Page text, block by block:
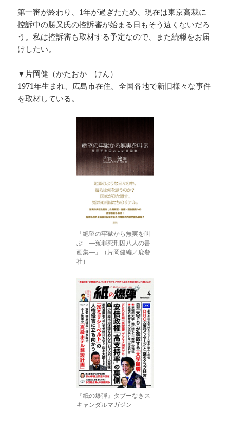
第一審が終わり、1年が過ぎたため、現在は東京高裁に
控訴中の勝又氏の控訴審が始まる日もそう遠くないだろ
う。私は控訴審も取材する予定なので、また続報をお届
けしたい。
▼片岡健（かたおか けん）
1971年生まれ、広島市在住。全国各地で新旧様々な事件
を取材している。
「絶望の牢獄から無実を叫
ぶ ―冤罪死刑囚八人の書
画集―」（片岡健編／鹿砦
社）
『紙の爆弾』タブーなきス
キャンダルマガジン